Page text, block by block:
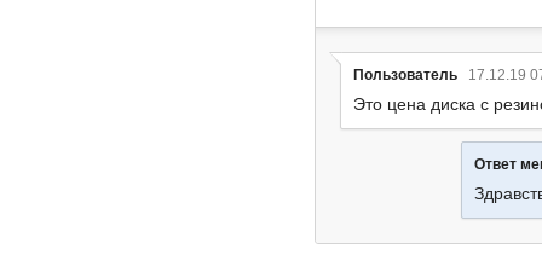
Пользователь 17.12.19
Это цена диска с
Ответ